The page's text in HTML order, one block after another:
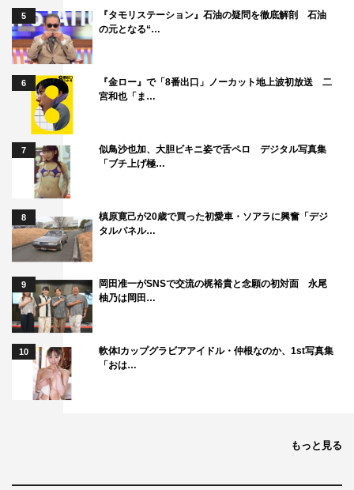
5
『タモリステーション』石油の疑問を徹底解剖 石油
の元となる“…
6
『金ロー』で「8番出口」ノーカット地上波初放送 二
宮和也「ま…
7
似鳥沙也加、大胆ビキニ姿で舌ペロ デジタル写真集
「ブチ上げ極…
8
槙原寛己が20歳で買った初愛車・ソアラに興奮「デジ
タルパネル…
9
岡田准一がSNSで交流の梶裕貴と念願の初対面 永尾
柚乃は岡田…
10
軟体Iカップグラビアアイドル・仲根なのか、1st写真集
「おは…
もっと見る